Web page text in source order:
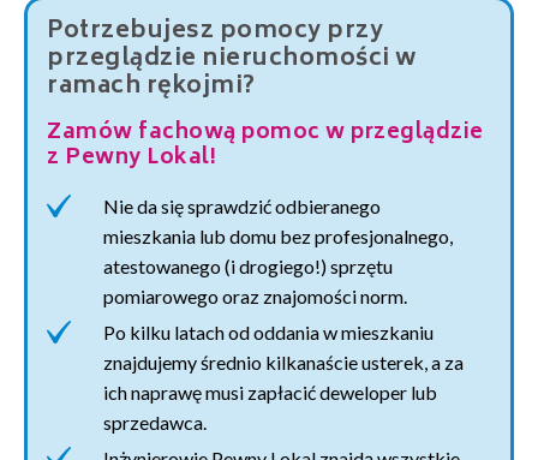
Potrzebujesz pomocy przy
przeglądzie nieruchomości w
ramach rękojmi?
Zamów fachową pomoc w przeglądzie
z Pewny Lokal!
Nie da się sprawdzić odbieranego
mieszkania lub domu bez profesjonalnego,
atestowanego (i drogiego!) sprzętu
pomiarowego oraz znajomości norm.
Po kilku latach od oddania w mieszkaniu
znajdujemy średnio kilkanaście usterek, a za
ich naprawę musi zapłacić deweloper lub
sprzedawca.